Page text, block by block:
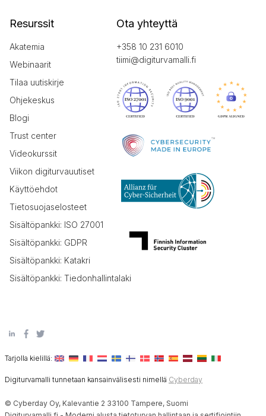
Resurssit
Akatemia
Webinaarit
Tilaa uutiskirje
Ohjekeskus
Blogi
Trust center
Videokurssit
Viikon digiturvauutiset
Käyttöehdot
Tietosuojaselosteet
Sisältöpankki: ISO 27001
Sisältöpankki: GDPR
Sisältöpankki: Katakri
Sisältöpankki: Tiedonhallintalaki
Ota yhteyttä
+358 10 231 6010
tiimi@digiturvamalli.fi
Tarjolla kielillä:
Digiturvamalli tunnetaan kansainvälisesti nimellä Cyberday
© Cyberday Oy, Kalevantie 2 33100 Tampere, Suomi